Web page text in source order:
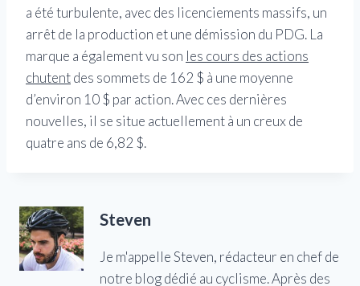
a été turbulente, avec des licenciements massifs, un
arrêt de la production et une démission du PDG. La
marque a également vu son les cours des actions
chutentdes sommets de 162 $ à une moyenne
d’environ 10 $ par action. Avec ces dernières
nouvelles, il se situe actuellement à un creux de
quatre ans de 6,82 $.
Steven
Je m'appelle Steven, rédacteur en chef de
notre blog dédié au cyclisme. Après des